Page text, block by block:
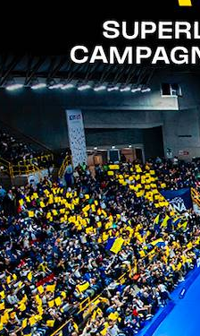
l’inerzia
sul 6-5. Gli
portano il set in
lunghezze la
17). La Lube sfrutta
che ridà vigore ai